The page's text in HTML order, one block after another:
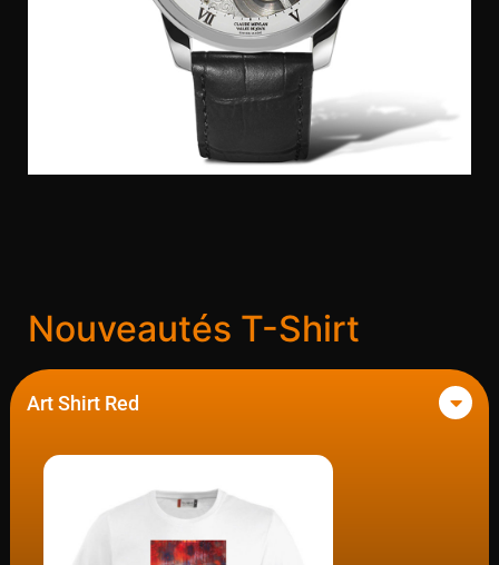
Nouveautés T-Shirt
Art Shirt Red